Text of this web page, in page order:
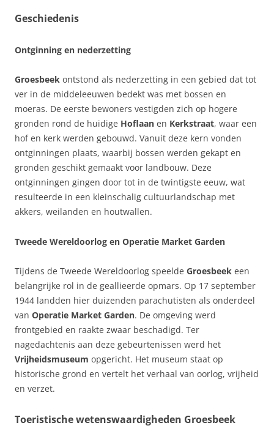
Geschiedenis
Ontginning en nederzetting
Groesbeek ontstond als nederzetting in een gebied dat tot
ver in de middeleeuwen bedekt was met bossen en
moeras. De eerste bewoners vestigden zich op hogere
gronden rond de huidige Hoflaan en Kerkstraat, waar een
hof en kerk werden gebouwd. Vanuit deze kern vonden
ontginningen plaats, waarbij bossen werden gekapt en
gronden geschikt gemaakt voor landbouw. Deze
ontginningen gingen door tot in de twintigste eeuw, wat
resulteerde in een kleinschalig cultuurlandschap met
akkers, weilanden en houtwallen.
Tweede Wereldoorlog en Operatie Market Garden
Tijdens de Tweede Wereldoorlog speelde Groesbeek een
belangrijke rol in de geallieerde opmars. Op 17 september
1944 landden hier duizenden parachutisten als onderdeel
van Operatie Market Garden. De omgeving werd
frontgebied en raakte zwaar beschadigd. Ter
nagedachtenis aan deze gebeurtenissen werd het
Vrijheidsmuseum opgericht. Het museum staat op
historische grond en vertelt het verhaal van oorlog, vrijheid
en verzet.
Toeristische wetenswaardigheden Groesbeek